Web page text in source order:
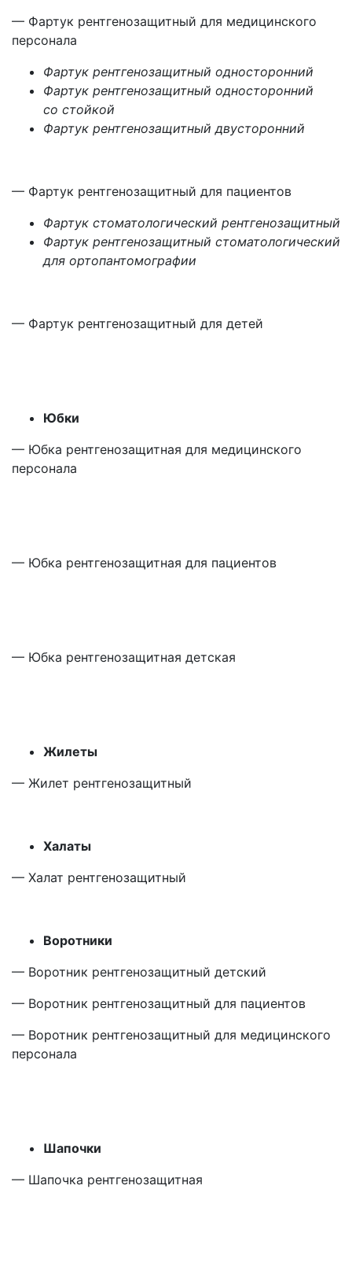
— Фартук рентгенозащитный для медицинского
персонала
Фартук рентгенозащитный односторонний
Фартук рентгенозащитный односторонний
со стойкой
Фартук рентгенозащитный двусторонний
— Фартук рентгенозащитный для пациентов
Фартук стоматологический рентгенозащитный
Фартук рентгенозащитный стоматологический
для ортопантомографии
— Фартук рентгенозащитный для детей
Юбки
— Юбка рентгенозащитная для медицинского
персонала
— Юбка рентгенозащитная для пациентов
— Юбка рентгенозащитная детская
Жилеты
— Жилет рентгенозащитный
Халаты
— Халат рентгенозащитный
Воротники
— Воротник рентгенозащитный детский
— Воротник рентгенозащитный для пациентов
— Воротник рентгенозащитный для медицинского
персонала
Шапочки
— Шапочка рентгенозащитная